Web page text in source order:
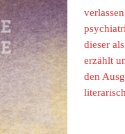
dieser
erzählt
den